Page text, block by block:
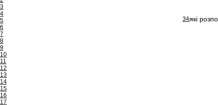
3
4
5
6
7
8
9
10
11
12
13
14
15
16
17
34які